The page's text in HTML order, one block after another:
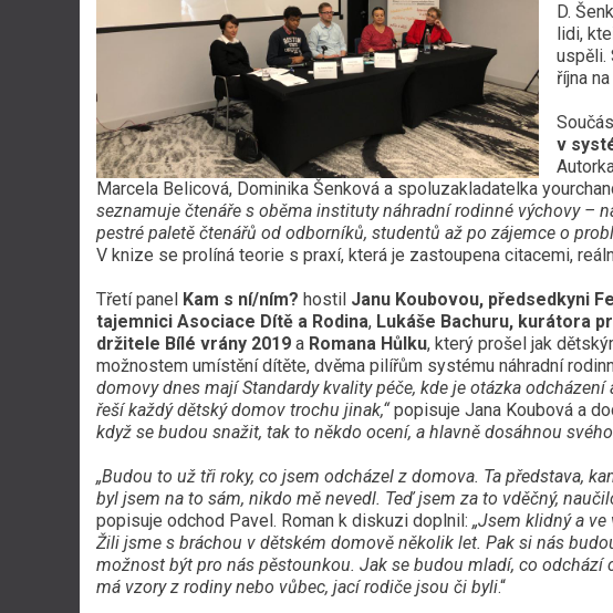
D.
lidi,
uspěli.
října
v
Marcela Belicová, Dominika Šenková a spoluzakladatelka
seznamuje čtenáře s oběma instituty náhradní rodinné výchovy –
pestré paletě čtenářů od odborníků, studentů až po zájemce o
V knize se prolíná teorie s praxí, která je zastoupena citacemi,
Třetí panel Kam s ní/ním? hostil Janu Koubovou, předsedkyni
tajemnici Asociace Dítě a Rodina, Lukáše Bachuru, kurátora
držitele Bílé vrány 2019 a Romana Hůlku, který prošel jak
možnostem umístění dítěte, dvěma pilířům systému náhradní
domovy dnes mají Standardy kvality péče, kde je otázka
řeší každý dětský domov trochu jinak,“popisuje Jana Koubová a
když se budou snažit, tak to někdo ocení, a hlavně dosáhnou
„Budou to už tři roky, co jsem odcházel z domova. Ta představa,
byl jsem na to sám, nikdo mě nevedl. Teď jsem za to vděčný,
popisuje odchod Pavel. Roman k diskuzi doplnil: „Jsem klidný a
Žili jsme s bráchou v dětském domově několik let. Pak si nás
možnost být pro nás pěstounkou. Jak se budou mladí, co odchází
má vzory z rodiny nebo vůbec, jací rodiče jsou či byli.“